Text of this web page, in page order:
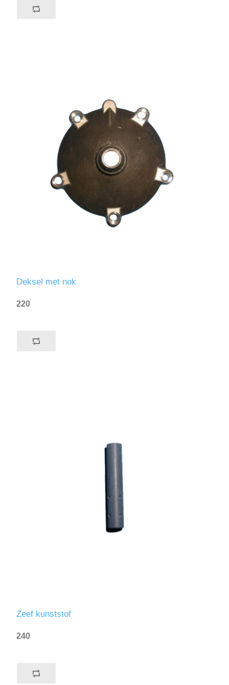
Deksel met nok
220
Zeef kunststof
240